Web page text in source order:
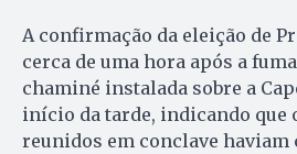
A confirmação da eleição de
cerca de uma hora após a
chaminé instalada sobre a
início da tarde, indicando que
reunidos em conclave haviam